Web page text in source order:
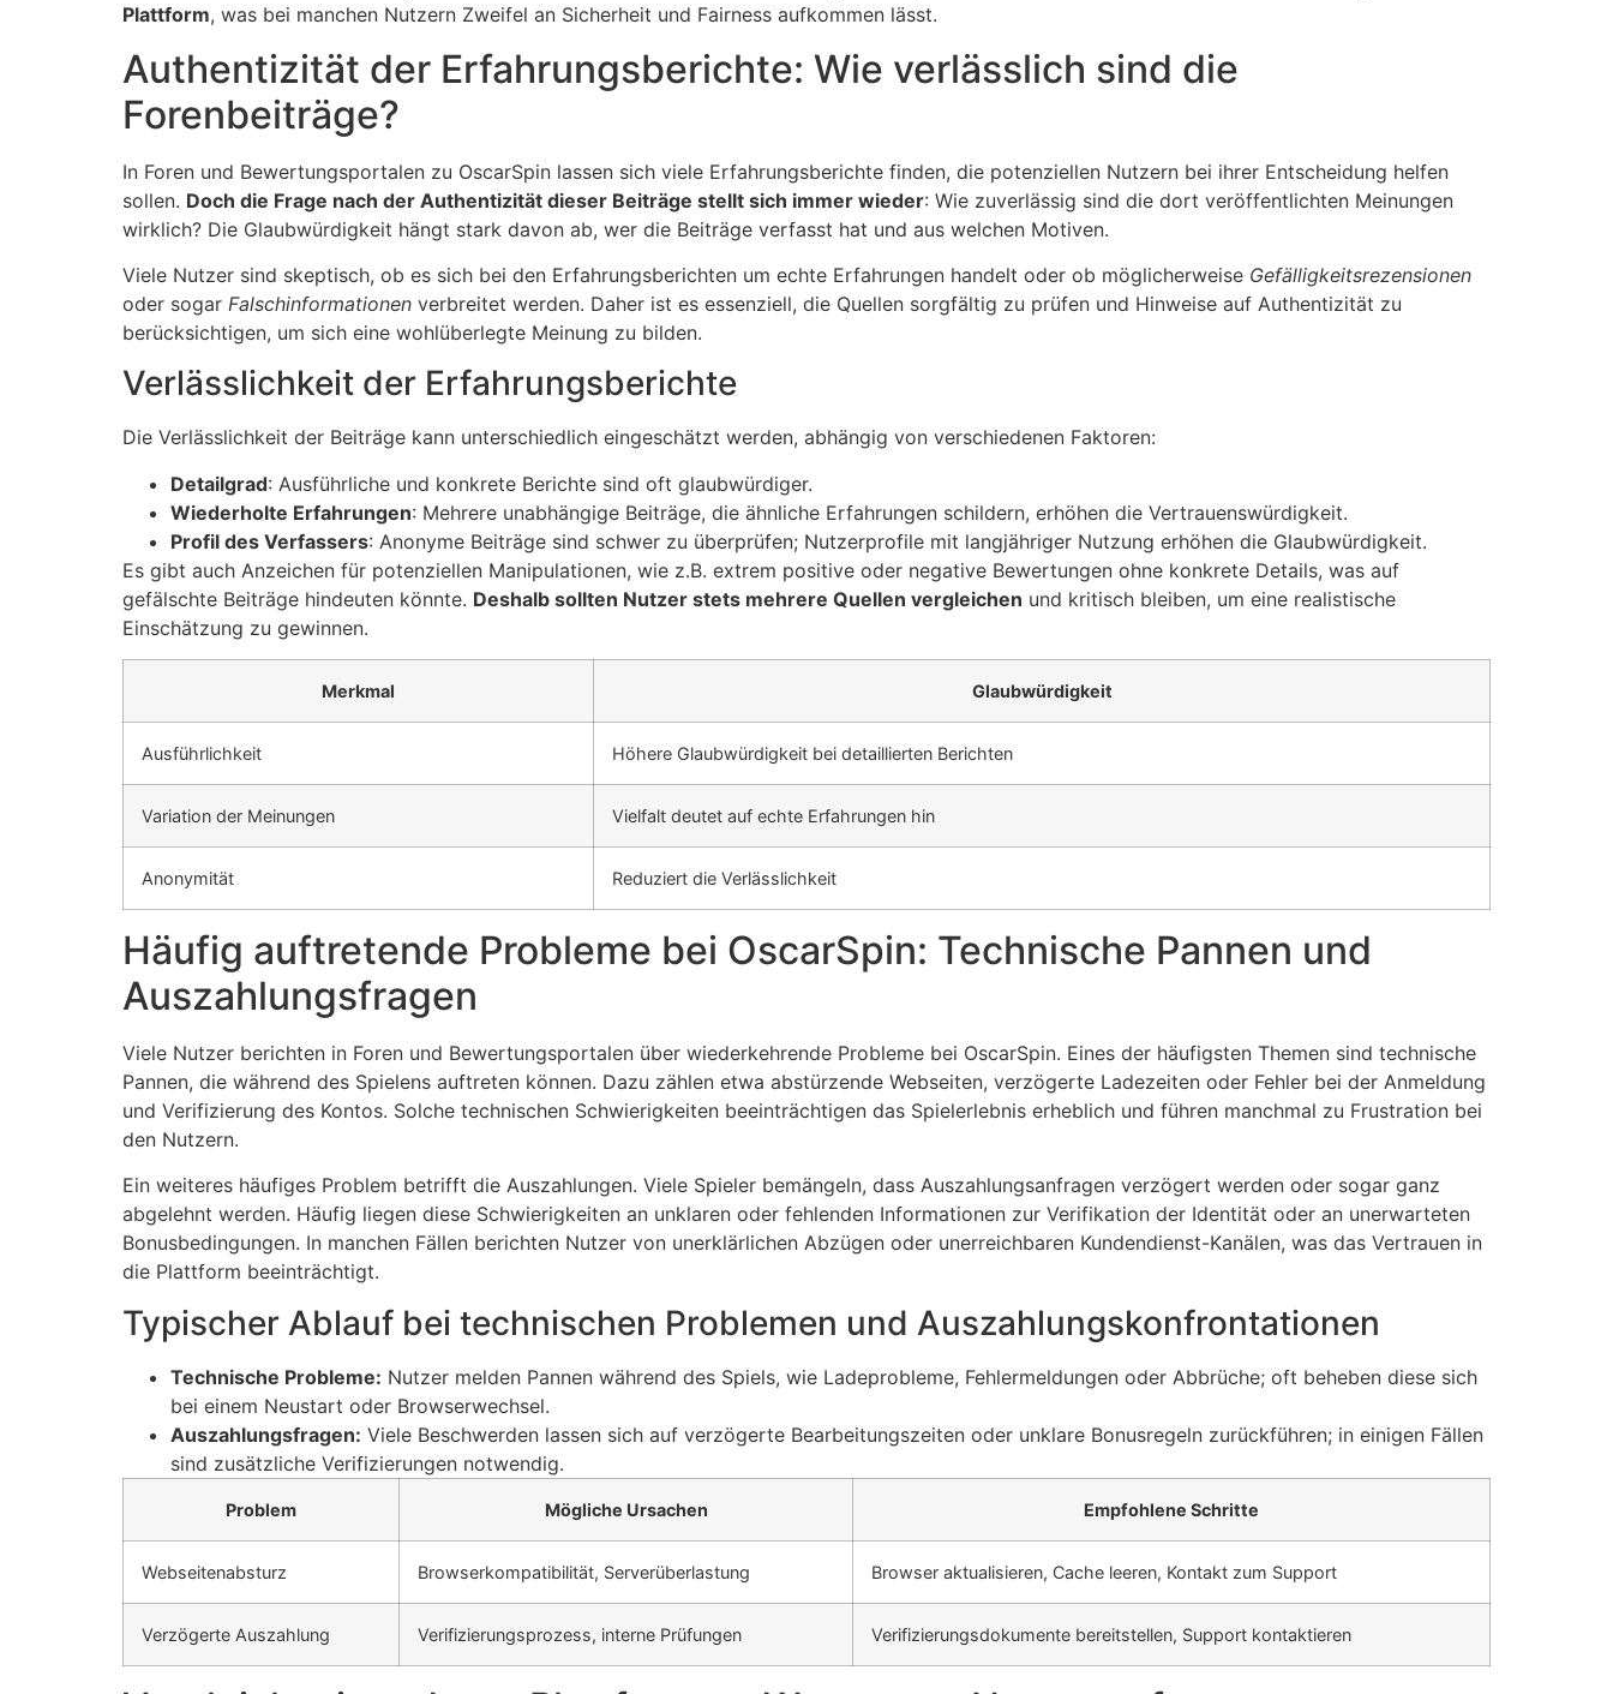
Plattform, was bei manchen Nutzern Zweifel an Sicherheit und Fairness aufkommen lässt.
Authentizität der Erfahrungsberichte: Wie verlässlich sind die
Forenbeiträge?
In Foren und Bewertungsportalen zu OscarSpin lassen sich viele Erfahrungsberichte finden, die potenziellen Nutzern bei ihrer Entscheidung helfen
sollen. Doch die Frage nach der Authentizität dieser Beiträge stellt sich immer wieder: Wie zuverlässig sind die dort veröffentlichten Meinungen
wirklich? Die Glaubwürdigkeit hängt stark davon ab, wer die Beiträge verfasst hat und aus welchen Motiven.
Viele Nutzer sind skeptisch, ob es sich bei den Erfahrungsberichten um echte Erfahrungen handelt oder ob möglicherweise Gefälligkeitsrezensionen
oder sogar Falschinformationen verbreitet werden. Daher ist es essenziell, die Quellen sorgfältig zu prüfen und Hinweise auf Authentizität zu
berücksichtigen, um sich eine wohlüberlegte Meinung zu bilden.
Verlässlichkeit der Erfahrungsberichte
Die Verlässlichkeit der Beiträge kann unterschiedlich eingeschätzt werden, abhängig von verschiedenen Faktoren:
Detailgrad: Ausführliche und konkrete Berichte sind oft glaubwürdiger.
Wiederholte Erfahrungen: Mehrere unabhängige Beiträge, die ähnliche Erfahrungen schildern, erhöhen die Vertrauenswürdigkeit.
Profil des Verfassers: Anonyme Beiträge sind schwer zu überprüfen; Nutzerprofile mit langjähriger Nutzung erhöhen die Glaubwürdigkeit.
Es gibt auch Anzeichen für potenziellen Manipulationen, wie z.B. extrem positive oder negative Bewertungen ohne konkrete Details, was auf
gefälschte Beiträge hindeuten könnte. Deshalb sollten Nutzer stets mehrere Quellen vergleichen und kritisch bleiben, um eine realistische
Einschätzung zu gewinnen.
Merkmal Glaubwürdigkeit
Ausführlichkeit Höhere Glaubwürdigkeit bei detaillierten Berichten
Variation der Meinungen Vielfalt deutet auf echte Erfahrungen hin
Anonymität Reduziert die Verlässlichkeit
Häufig auftretende Probleme bei OscarSpin: Technische Pannen und
Auszahlungsfragen
Viele Nutzer berichten in Foren und Bewertungsportalen über wiederkehrende Probleme bei OscarSpin. Eines der häufigsten Themen sind technische
Pannen, die während des Spielens auftreten können. Dazu zählen etwa abstürzende Webseiten, verzögerte Ladezeiten oder Fehler bei der Anmeldung
und Verifizierung des Kontos. Solche technischen Schwierigkeiten beeinträchtigen das Spielerlebnis erheblich und führen manchmal zu Frustration bei
den Nutzern.
Ein weiteres häufiges Problem betrifft die Auszahlungen. Viele Spieler bemängeln, dass Auszahlungsanfragen verzögert werden oder sogar ganz
abgelehnt werden. Häufig liegen diese Schwierigkeiten an unklaren oder fehlenden Informationen zur Verifikation der Identität oder an unerwarteten
Bonusbedingungen. In manchen Fällen berichten Nutzer von unerklärlichen Abzügen oder unerreichbaren Kundendienst-Kanälen, was das Vertrauen in
die Plattform beeinträchtigt.
Typischer Ablauf bei technischen Problemen und Auszahlungskonfrontationen
Technische Probleme: Nutzer melden Pannen während des Spiels, wie Ladeprobleme, Fehlermeldungen oder Abbrüche; oft beheben diese sich
bei einem Neustart oder Browserwechsel.
Auszahlungsfragen: Viele Beschwerden lassen sich auf verzögerte Bearbeitungszeiten oder unklare Bonusregeln zurückführen; in einigen Fällen
sind zusätzliche Verifizierungen notwendig.
Problem Mögliche Ursachen Empfohlene Schritte
Webseitenabsturz Browserkompatibilität, Serverüberlastung Browser aktualisieren, Cache leeren, Kontakt zum Support
Verzögerte Auszahlung Verifizierungsprozess, interne Prüfungen Verifizierungsdokumente bereitstellen, Support kontaktieren